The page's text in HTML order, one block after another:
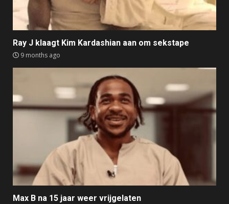
Ray J klaagt Kim Kardashian aan om sekstape
9 months ago
Max B na 15 jaar weer vrijgelaten